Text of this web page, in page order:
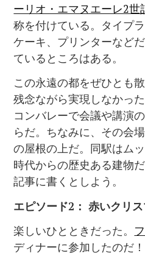
ーリオ・エマヌエーレ2世
称を付けている。タイプ
ケーキ、プリンターなど
ているところはある。
この永遠の都をぜひとも
残念ながら実現しなかっ
コンバレーで会議や講演
らだ。ちなみに、その会
の屋根の上だ。同駅はム
時代からの歴史ある建物
記事に書くとしよう。
エピソード2 ： 赤いクリ
楽しいひとときだった。
ディナーに参加したのだ